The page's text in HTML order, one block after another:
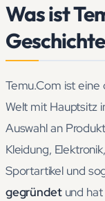
Was ist
Temu.Com ist
Welt mit Hauptsitz
Auswahl an
Kleidung,
Sportartikel und
gegründetund hat